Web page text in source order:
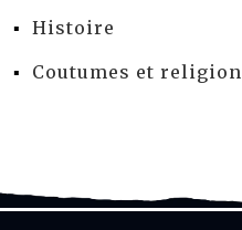
Histoire
Coutumes et